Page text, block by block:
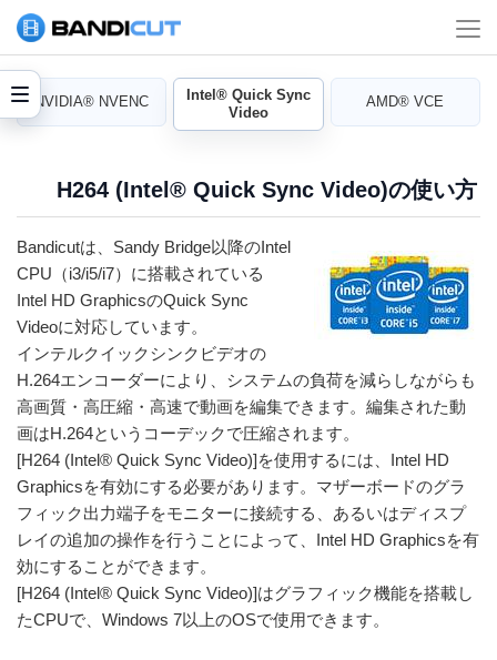
NVIDIA® NVENC
Intel® Quick Sync
Video
AMD® VCE
H264 (Intel® Quick Sync Video)の使い方
Bandicutは、Sandy Bridge以降のIntel
CPU（i3/i5/i7）に搭載されている
Intel HD GraphicsのQuick Sync
Videoに対応しています。
インテルクイックシンクビデオの
H.264エンコーダーにより、システムの負荷を減らしながらも
高画質・高圧縮・高速で動画を編集できます。編集された動
画はH.264というコーデックで圧縮されます。
[H264 (Intel® Quick Sync Video)]を使用するには、Intel HD
Graphicsを有効にする必要があります。マザーボードのグラ
フィック出力端子をモニターに接続する、あるいはディスプ
レイの追加の操作を行うことによって、Intel HD Graphicsを有
効にすることができます。
[H264 (Intel® Quick Sync Video)]はグラフィック機能を搭載し
たCPUで、Windows 7以上のOSで使用できます。